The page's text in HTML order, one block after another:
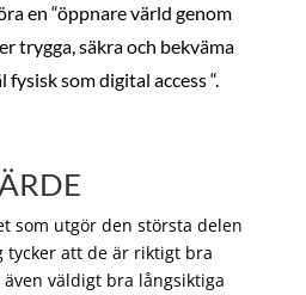
en “öppnare värld genom
trygga, säkra och bekväma
som digital access “.
som utgör den största delen
tycker att de är riktigt bra
väldigt bra långsiktiga